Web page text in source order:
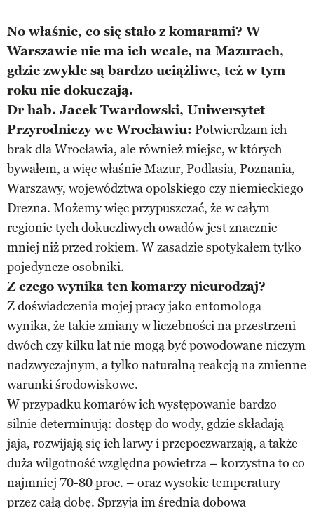
No właśnie, co się stało z komarami? W
Warszawie nie ma ich wcale, na Mazurach,
gdzie zwykle są bardzo uciążliwe, też w tym
roku nie dokuczają.
Dr hab. Jacek Twardowski, Uniwersytet
Przyrodniczy we Wrocławiu: Potwierdzam ich
brak dla Wrocławia, ale również miejsc, w których
bywałem, a więc właśnie Mazur, Podlasia, Poznania,
Warszawy, województwa opolskiego czy niemieckiego
Drezna. Możemy więc przypuszczać, że w całym
regionie tych dokuczliwych owadów jest znacznie
mniej niż przed rokiem. W zasadzie spotykałem tylko
pojedyncze osobniki.
Z czego wynika ten komarzy nieurodzaj?
Z doświadczenia mojej pracy jako entomologa
wynika, że takie zmiany w liczebności na przestrzeni
dwóch czy kilku lat nie mogą być powodowane niczym
nadzwyczajnym, a tylko naturalną reakcją na zmienne
warunki środowiskowe.
W przypadku komarów ich występowanie bardzo
silnie determinują: dostęp do wody, gdzie składają
jaja, rozwijają się ich larwy i przepoczwarzają, a także
duża wilgotność względna powietrza – korzystna to co
najmniej 70-80 proc. – oraz wysokie temperatury
przez całą dobę. Sprzyja im średnia dobowa